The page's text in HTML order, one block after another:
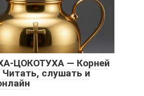
ЦОКОТУХА — Корней
Читать, слушать и